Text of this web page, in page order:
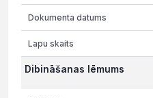
Dibināšanas lēmums